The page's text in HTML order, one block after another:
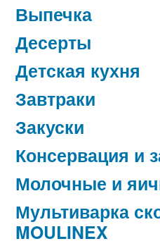
Выпечка
Десерты
Детская кухня
Завтраки
Закуски
Консервация и
Молочные и
Мультиварка
MOULINEX